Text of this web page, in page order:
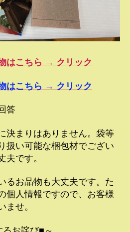
はこちら → クリック
はこちら → クリック
答
決まりはありません。袋等
扱い可能な梱包材でござい
夫です。
るお品物も大丈夫です。た
個人情報ですので、お客様
ませ。